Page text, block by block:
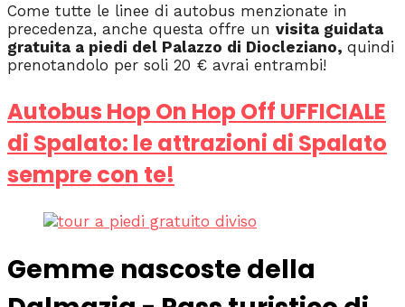
Come tutte le linee di autobus menzionate in
precedenza, anche questa offre un visita guidata
gratuita a piedi del Palazzo di Diocleziano, quindi
prenotandolo per soli 20 € avrai entrambi!
Autobus Hop On Hop Off UFFICIALE
di Spalato: le attrazioni di Spalato
sempre con te!
Gemme nascoste della